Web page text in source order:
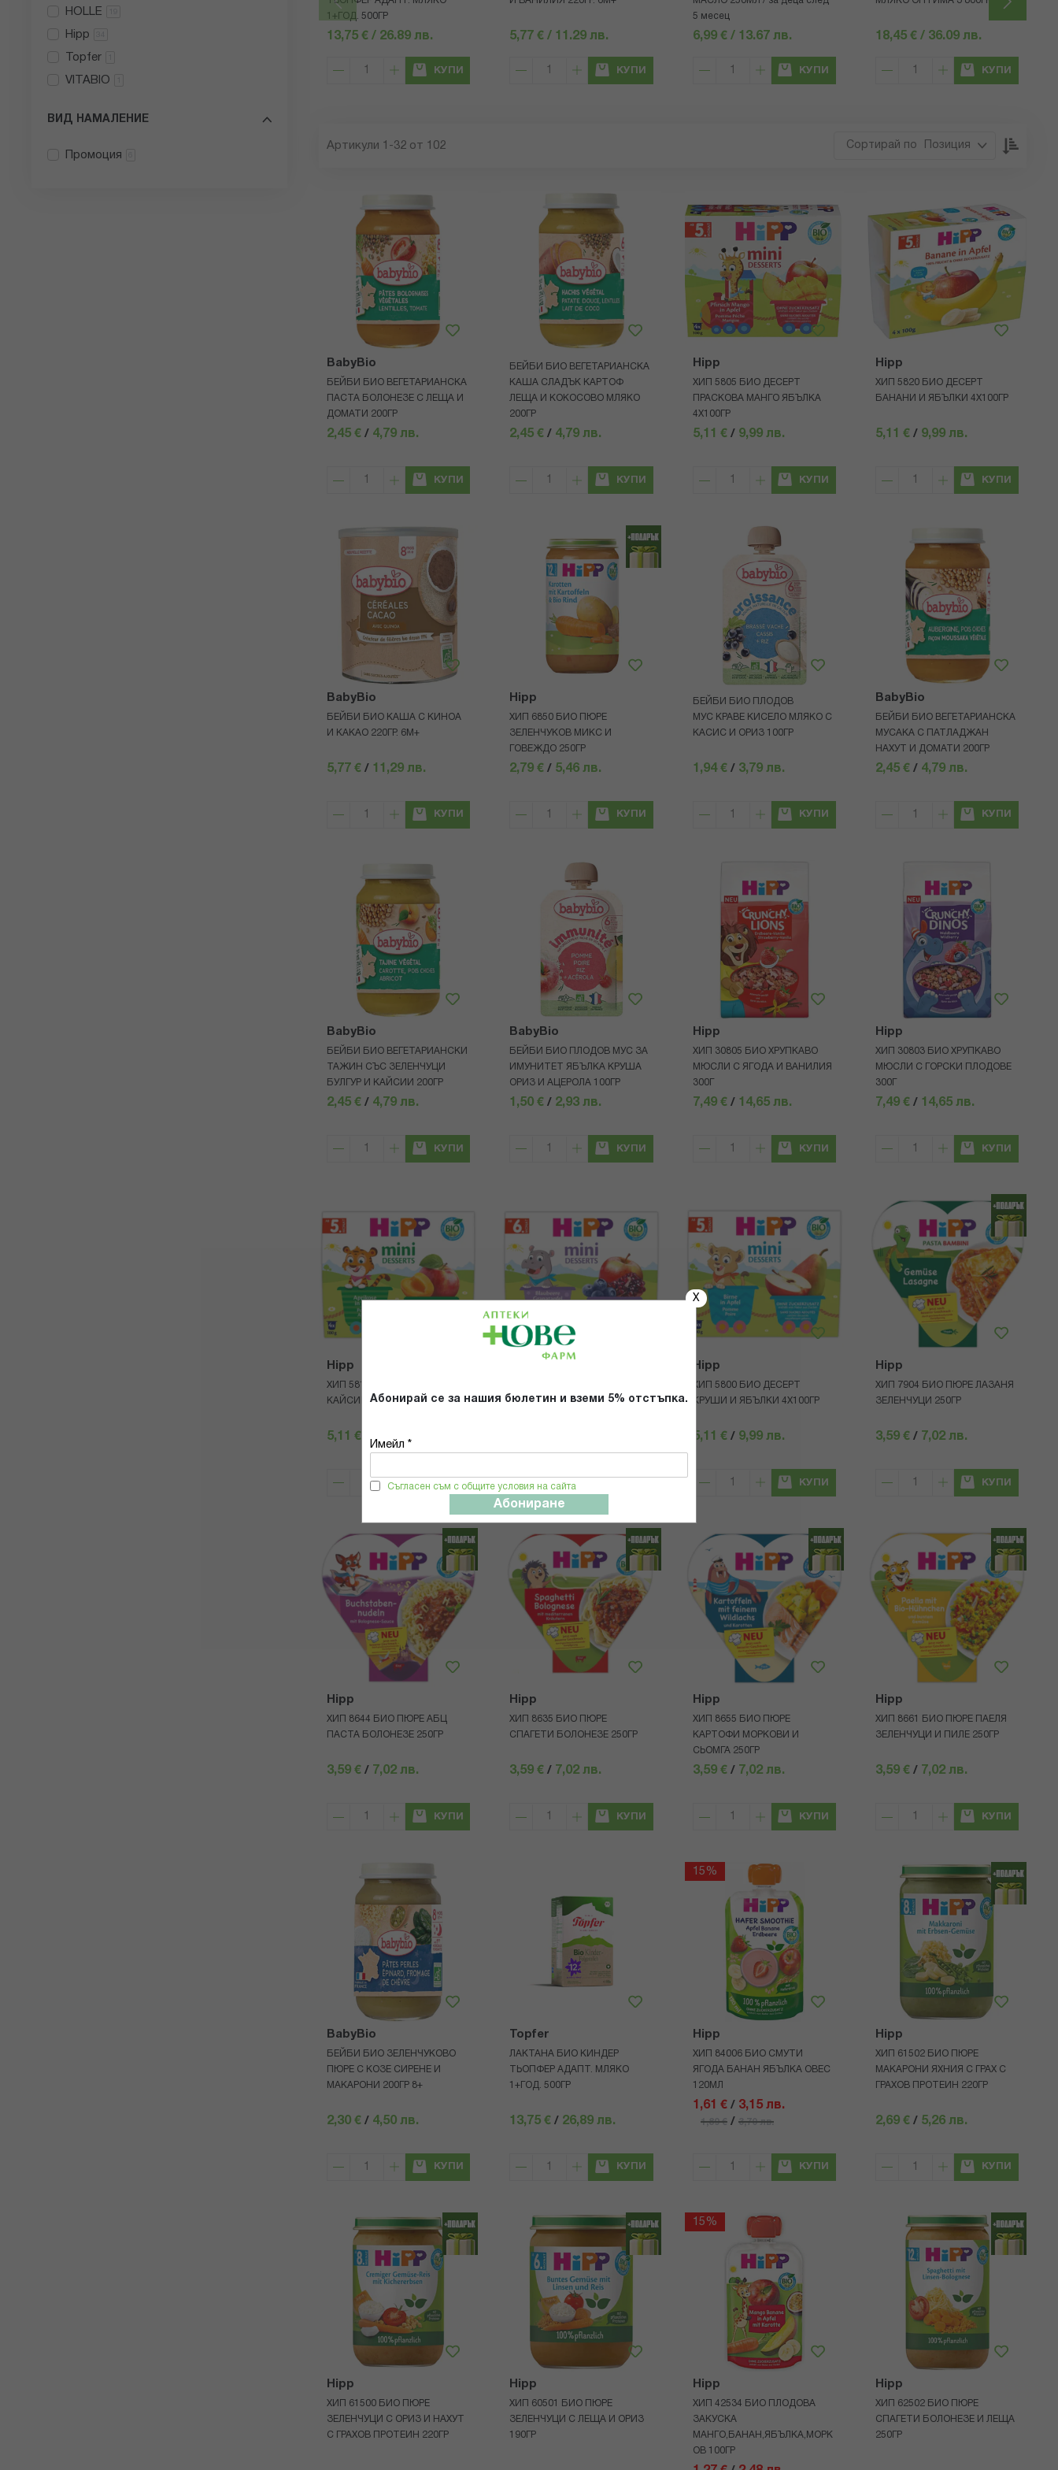
X
Абонирай се за нашия бюлетин и вземи 5% отстъпка.
Имейл *
Съгласен съм с общите условия на сайта
Абониране
1+ГОД. 500ГР
13,75 € / 26.89 лв.
КУПИ
5,77 € / 11.29 лв.
КУПИ
5 месец
6,99 € / 13.67 лв.
КУПИ
18,45 € / 36.09 лв.
КУПИ
Позиция
Артикули 1 -32 от 102
BabyBio
БЕЙБИ БИО ВЕГЕТАРИАНСКА
ПАСТА БОЛОНЕЗЕ С ЛЕЩА И
ДОМАТИ 200ГР
2,45 € / 4,79 лв.
КУПИ
БЕЙБИ БИО ВЕГЕТАРИАНСКА
КАША СЛАДЪК КАРТОФ
ЛЕЩА И КОКОСОВО МЛЯКО
200ГР
2,45 € / 4,79 лв.
КУПИ
Hipp
ХИП 5805 БИО ДЕСЕРТ
ПРАСКОВА МАНГО ЯБЪЛКА
4Х100ГР
5,11 €/ 9,99 лв.
КУПИ
Hipp
ХИП 5820 БИО ДЕСЕРТ
БАНАНИ И ЯБЪЛКИ 4Х100ГР
5,11 €/ 9,99 лв.
КУПИ
BabyBio
БЕЙБИ БИО КАША С КИНОА
И КАКАО 220ГР. 6М+
5,77 € / 11,29 лв.
КУПИ
Hipp
ХИП 6850 БИО ПЮРЕ
ЗЕЛЕНЧУКОВ МИКС И
ГОВЕЖДО 250ГР
2,79 € / 5,46 лв.
КУПИ
БЕЙБИ БИО ПЛОДОВ
МУС КРАВЕ КИСЕЛО МЛЯКО С
КАСИС И ОРИЗ 100ГР
1,94 €/ 3,79 лв.
КУПИ
BabyBio
БЕЙБИ БИО ВЕГЕТАРИАНСКА
МУСАКА С ПАТЛАДЖАН
НАХУТ И ДОМАТИ 200ГР
2,45 €/ 4,79 лв.
КУПИ
BabyBio
БЕЙБИ БИО ВЕГЕТАРИАНСКИ
ТАЖИН СЪС ЗЕЛЕНЧУЦИ
БУЛГУР И КАЙСИИ 200ГР
2,45 € / 4,79 лв.
КУПИ
BabyBio
БЕЙБИ БИО ПЛОДОВ МУС ЗА
ИМУНИТЕТ ЯБЪЛКА КРУША
ОРИЗ И АЦЕРОЛА 100ГР
1,50 € / 2,93 лв.
КУПИ
Hipp
ХИП 30805 БИО ХРУПКАВО
МЮСЛИ С ЯГОДА И ВАНИЛИЯ
300Г
7,49 €/ 14,65 лв.
КУПИ
Hipp
ХИП 30803 БИО ХРУПКАВО
МЮСЛИ С ГОРСКИ ПЛОДОВЕ
300Г
7,49 €/ 14,65 лв.
КУПИ
Hipp
ХИП 5816 БИО ДЕСЕРТ
КАЙСИИ И ЯБЪЛКИ 4Х100ГР
5,11 € / 9,99 лв.
КУПИ
БОРОВИНКИ НАР ЯБЪЛКА
Hipp
ХИП 5800 БИО ДЕСЕРТ
КРУШИ И ЯБЪЛКИ 4Х100ГР
5,11 €/ 9,99 лв.
КУПИ
Hipp
ХИП 7904 БИО ПЮРЕ ЛАЗАНЯ
ЗЕЛЕНЧУЦИ 250ГР
3,59 €/ 7,02 лв.
КУПИ
Hipp
ХИП 8644 БИО ПЮРЕ АБЦ
ПАСТА БОЛОНЕЗЕ 250ГР
3,59 € / 7,02 лв.
КУПИ
Hipp
ХИП 8635 БИО ПЮРЕ
СПАГЕТИ БОЛОНЕЗЕ 250ГР
3,59 € / 7,02 лв.
КУПИ
Hipp
ХИП 8655 БИО ПЮРЕ
КАРТОФИ МОРКОВИ И
СЬОМГА 250ГР
3,59 €/ 7,02 лв.
КУПИ
Hipp
ХИП 8661 БИО ПЮРЕ ПАЕЛЯ
ЗЕЛЕНЧУЦИ И ПИЛЕ 250ГР
3,59 €/ 7,02 лв.
КУПИ
BabyBio
БЕЙБИ БИО ЗЕЛЕНЧУКОВО
ПЮРЕ С КОЗЕ СИРЕНЕ И
МАКАРОНИ 200ГР 8+
2,30 € / 4,50 лв.
КУПИ
Topfer
ЛАКТАНА БИО КИНДЕР
ТЬОПФЕР АДАПТ. МЛЯКО
1+ГОД. 500ГР
13,75 € / 26,89 лв.
КУПИ
15%
Hipp
ХИП 84006 БИО СМУТИ
ЯГОДА БАНАН ЯБЪЛКА ОВЕС
120МЛ
1,61 €/ 3,15 лв.
1,89 €/ 3,70 лв.
КУПИ
Hipp
ХИП 61502 БИО ПЮРЕ
МАКАРОНИ ЯХНИЯ С ГРАХ С
ГРАХОВ ПРОТЕИН 220ГР
2,69 €/ 5,26 лв.
КУПИ
Hipp
ХИП 61500 БИО ПЮРЕ
ЗЕЛЕНЧУЦИ С ОРИЗ И НАХУТ
С ГРАХОВ ПРОТЕИН 220ГР
Hipp
ХИП 60501 БИО ПЮРЕ
ЗЕЛЕНЧУЦИ С ЛЕЩА И ОРИЗ
190ГР
15%
Hipp
ХИП 42534 БИО ПЛОДОВА
ЗАКУСКА
МАНГО,БАНАН,ЯБЪЛКА,МОРК
ОВ 100ГР
Hipp
ХИП 62502 БИО ПЮРЕ
СПАГЕТИ БОЛОНЕЗЕ И ЛЕЩА
250ГР
HOLLE
Hipp
Topfer
VITABIO
ВИД НАМАЛЕНИЕ
Промоция